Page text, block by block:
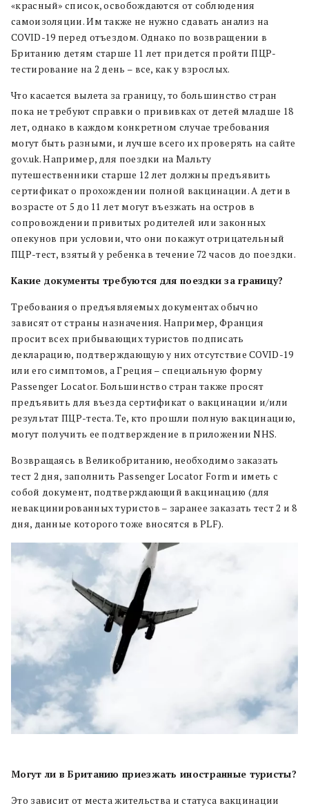
«красный» список, освобождаются от соблюдения
самоизоляции. Им также не нужно сдавать анализ на
COVID-19 перед отъездом. Однако по возвращении в
Британию детям старше 11 лет придется пройти ПЦР-
тестирование на 2 день – все, как у взрослых.
Что касается вылета за границу, то большинство стран
пока не требуют справки о прививках от детей младше 18
лет, однако в каждом конкретном случае требования
могут быть разными, и лучше всего их проверять на сайте
gov.uk. Например, для поездки на Мальту
путешественники старше 12 лет должны предъявить
сертификат о прохождении полной вакцинации. А дети в
возрасте от 5 до 11 лет могут въезжать на остров в
сопровождении привитых родителей или законных
опекунов при условии, что они покажут отрицательный
ПЦР-тест, взятый у ребенка в течение 72 часов до поездки.
Какие документы требуются для поездки за границу?
Требования о предъявляемых документах обычно
зависят от страны назначения. Например, Франция
просит всех прибывающих туристов подписать
декларацию, подтверждающую у них отсутствие COVID-19
или его симптомов, а Греция – специальную форму
Passenger Locator. Большинство стран также просят
предъявить для въезда сертификат о вакцинации и/или
результат ПЦР-теста. Те, кто прошли полную вакцинацию,
могут получить ее подтверждение в приложении NHS.
Возвращаясь в Великобританию, необходимо заказать
тест 2 дня, заполнить Passenger Locator Form и иметь с
собой документ, подтверждающий вакцинацию (для
невакцинированных туристов – заранее заказать тест 2 и 8
дня, данные которого тоже вносятся в PLF).
Могут ли в Британию приезжать иностранные туристы?
Это зависит от места жительства и статуса вакцинации